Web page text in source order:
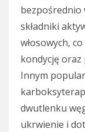
bezpośrednio
składniki
włosowych,
kondycję oraz
Innym
dwutlenku
ukrwienie i